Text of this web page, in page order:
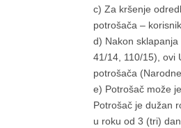
c) Za kršenje
potrošača –
d) Nakon
41/14, 110/15), ovi
potrošača
e) Potrošač može
Potrošač je dužan
u roku od 3 (tri)